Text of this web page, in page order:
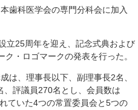
歯科医学会の専門分科会に加入
立25周年を迎え、記念式典および
・ロゴマークの発表を行った。
は、理事長以下、副理事長2名、
評議員270名とし、会員数は
ていた4つの常置委員会と5つの